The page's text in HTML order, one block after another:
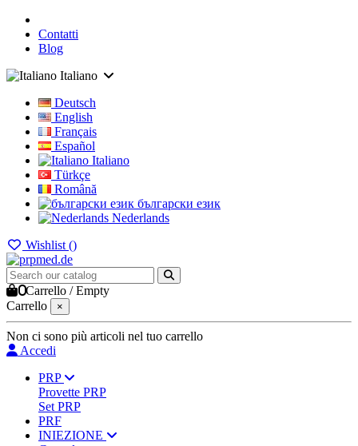
Contatti
Blog
Italiano
Deutsch
English
Français
Español
Italiano
Türkçe
Română
български език
Nederlands
Wishlist ()
0Carrello /Empty
Carrello
×
Non ci sono più articoli nel tuo carrello
Accedi
PRP
Provette PRP
Set PRP
PRF
INIEZIONE